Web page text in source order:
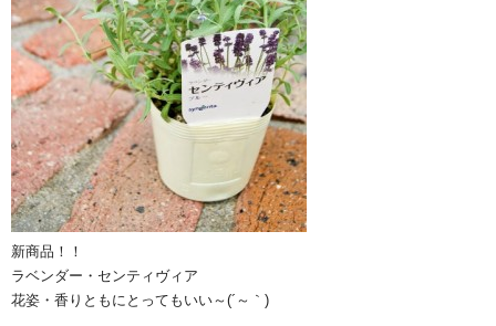
新商品！！
ラベンダー・センティヴィア
花姿・香りともにとってもいい～(´～｀)